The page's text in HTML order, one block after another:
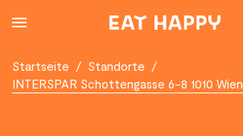
TO
Startseite / Standorte /
INTERSPAR Schottengasse 6-8 1010 Wien